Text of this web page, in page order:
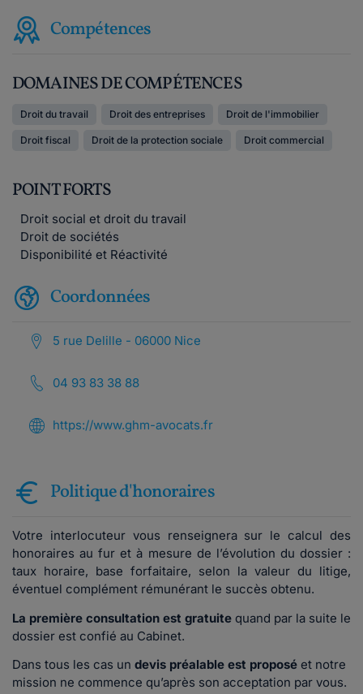
Compétences
DOMAINES DE COMPÉTENCES
Droit du travail Droit des entreprises Droit de l'immobilier
Droit fiscal Droit de la protection sociale Droit commercial
POINT FORTS
Droit social et droit du travail
Droit de sociétés
Disponibilité et Réactivité
Coordonnées
5 rue Delille - 06000 Nice
04 93 83 38 88
https://www.ghm-avocats.fr
Politique d'honoraires
Votre interlocuteur vous renseignera sur le calcul des
honoraires au fur et à mesure de l’évolution du dossier :
taux horaire, base forfaitaire, selon la valeur du litige,
éventuel complément rémunérant le succès obtenu.
La première consultation est gratuite quand par la suite le
dossier est confié au Cabinet.
Dans tous les cas un devis préalable est proposé et notre
mission ne commence qu’après son acceptation par vous.